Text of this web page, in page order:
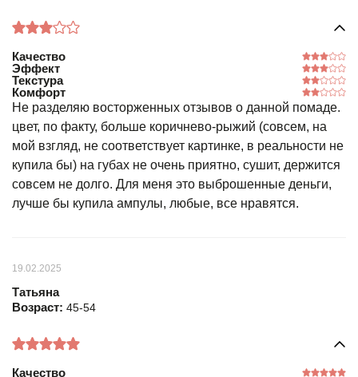
Качество
Эффект
Текстура
Комфорт
Не разделяю восторженных отзывов о данной помаде.
цвет, по факту, больше коричнево-рыжий (совсем, на
мой взгляд, не соответствует картинке, в реальности не
купила бы) на губах не очень приятно, сушит, держится
совсем не долго. Для меня это выброшенные деньги,
лучше бы купила ампулы, любые, все нравятся.
19.02.2025
Татьяна
Возраст: 45-54
Качество